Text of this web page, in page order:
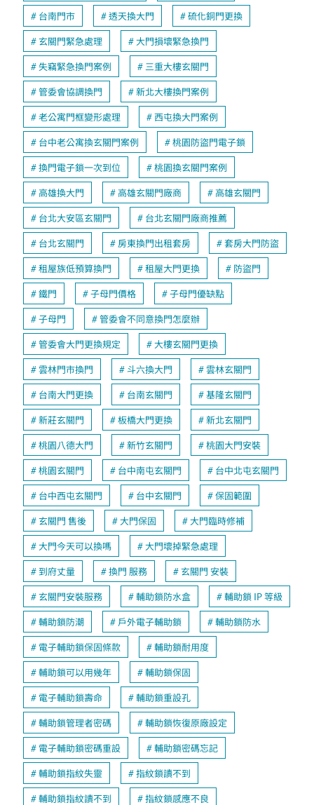
台南門市 透天換大門 硫化銅門更換
玄關門緊急處理 大門損壞緊急換門
失竊緊急換門案例 三重大樓玄關門
管委會協調換門 新北大樓換門案例
老公寓門框變形處理 西屯換大門案例
台中老公寓換玄關門案例 桃園防盜門電子鎖
換門電子鎖一次到位 桃園換玄關門案例
高雄換大門 高雄玄關門廠商 高雄玄關門
台北大安區玄關門 台北玄關門廠商推薦
台北玄關門 房東換門出租套房 套房大門防盜
租屋族低預算換門 租屋大門更換 防盜門
鐵門 子母門價格 子母門優缺點
子母門 管委會不同意換門怎麼辦
管委會大門更換規定 大樓玄關門更換
雲林門市換門 斗六換大門 雲林玄關門
台南大門更換 台南玄關門 基隆玄關門
新莊玄關門 板橋大門更換 新北玄關門
桃園八德大門 新竹玄關門 桃園大門安裝
桃園玄關門 台中南屯玄關門 台中北屯玄關門
台中西屯玄關門 台中玄關門 保固範圍
玄關門 售後 大門保固 大門臨時修補
大門今天可以換嗎 大門壞掉緊急處理
到府丈量 換門 服務 玄關門 安裝
玄關門安裝服務 輔助鎖防水盒 輔助鎖 IP 等級
輔助鎖防潮 戶外電子輔助鎖 輔助鎖防水
電子輔助鎖保固條款 輔助鎖耐用度
輔助鎖可以用幾年 輔助鎖保固
電子輔助鎖壽命 輔助鎖重設孔
輔助鎖管理者密碼 輔助鎖恢復原廠設定
電子輔助鎖密碼重設 輔助鎖密碼忘記
輔助鎖指紋失靈 指紋鎖讀不到
輔助鎖指紋讀不到 指紋鎖感應不良